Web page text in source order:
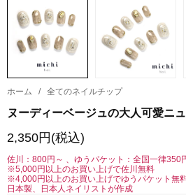
ホーム / 全てのネイルチップ
ヌーディーベージュの大人可愛ニ
2,350円(税込)
佐川：800円～ 、ゆうパケット：全国一律350
※5,000円以上のお買い上げで佐川無料
※4,000円以上のお買い上げでゆうパケット無
日本製、日本人ネイリストが作成